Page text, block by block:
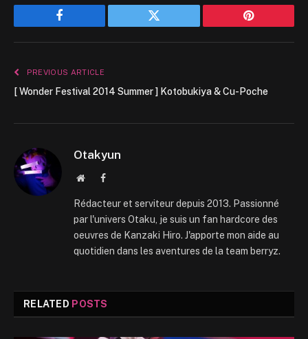
Facebook Twitter Pinterest
PREVIOUS ARTICLE
[ Wonder Festival 2014 Summer ] Kotobukiya & Cu-Poche
Otakyun
WebsiteFacebook
Rédacteur et serviteur depuis 2013. Passionné
par l'univers Otaku, je suis un fan hardcore des
oeuvres de Kanzaki Hiro. J'apporte mon aide au
quotidien dans les aventures de la team berryz.
RELATED POSTS